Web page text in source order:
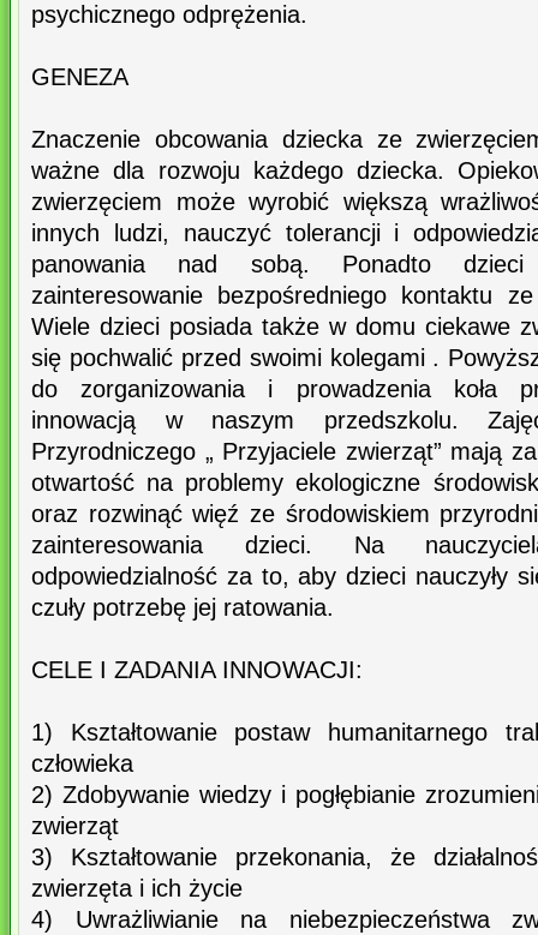
psychicznego odprężenia.
GENEZA
Znaczenie obcowania dziecka ze
ważne dla rozwoju każdego dziecka.
zwierzęciem może wyrobić większą
innych ludzi, nauczyć tolerancji i
panowania nad sobą. Ponadto dzieci
zainteresowanie bezpośredniego kontaktu
Wiele dzieci posiada także w domu ciekawe
się pochwalić przed swoimi kolegami .
do zorganizowania i prowadzenia koła
innowacją w naszym przedszkolu.
Przyrodniczego „ Przyjaciele zwierząt” mają
otwartość na problemy ekologiczne
oraz rozwinąć więź ze środowiskiem
zainteresowania dzieci. Na
odpowiedzialność za to, aby dzieci nauczyły
czuły potrzebę jej ratowania.
CELE I ZADANIA INNOWACJI:
1) Kształtowanie postaw humanitarnego
człowieka
2) Zdobywanie wiedzy i pogłębianie
zwierząt
3) Kształtowanie przekonania, że
zwierzęta i ich życie
4) Uwrażliwianie na niebezpieczeństwa